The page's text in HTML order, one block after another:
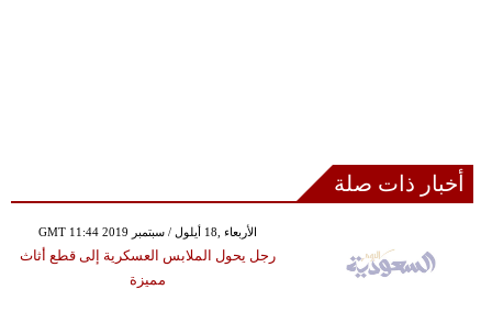
أخبار ذات صلة
GMT 11:44 2019 الأربعاء ,18 أيلول / سبتمبر
رجل يحول الملابس العسكرية إلى قطع أثاث
مميزة